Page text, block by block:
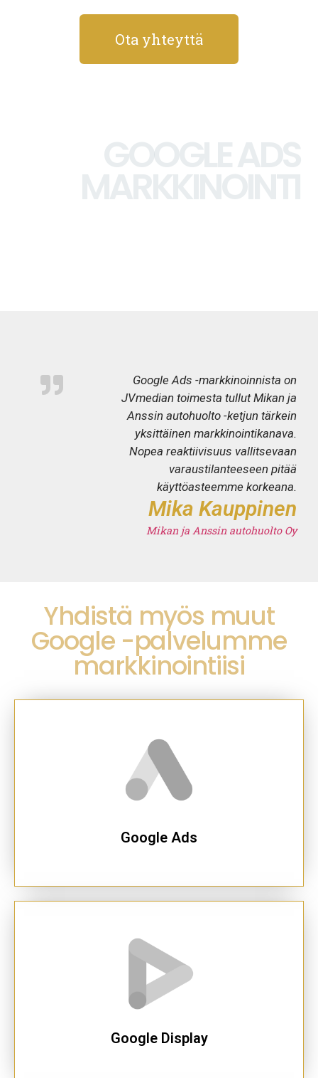
Ota yhteyttä
GOOGLE ADS
MARKKINOINTI
Google Ads -markkinoinnista on
JVmedian toimesta tullut Mikan ja
Anssin autohuolto -ketjun tärkein
yksittäinen markkinointikanava.
Nopea reaktiivisuus vallitsevaan
varaustilanteeseen pitää
käyttöasteemme korkeana.
Mika Kauppinen
Mikan ja Anssin autohuolto Oy
Yhdistä myös muut
Google -palvelumme
markkinointiisi
Google Ads
Google Display